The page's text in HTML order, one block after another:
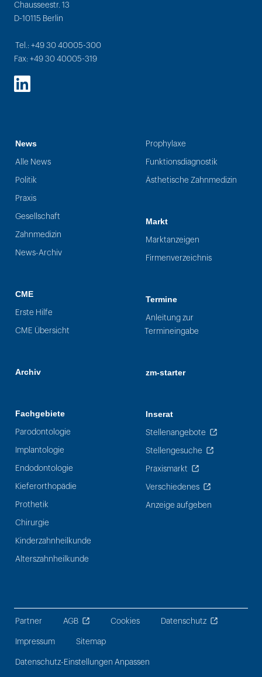
Chausseestr. 13
D-10115 Berlin
Tel.: +49 30 40005-300
Fax: +49 30 40005-319
LinkedIn
News
Alle News
Politik
Praxis
Gesellschaft
Zahnmedizin
News-Archiv
CME
Erste Hilfe
CME Übersicht
Archiv
Fachgebiete
Parodontologie
Implantologie
Endodontologie
Kieferorthopädie
Prothetik
Chirurgie
Kinderzahnheilkunde
Alterszahnheilkunde
Prophylaxe
Funktionsdiagnostik
Ästhetische Zahnmedizin
Markt
Marktanzeigen
Firmenverzeichnis
Termine
Anleitung zur
Termineingabe
zm-starter
Inserat
Stellenangebote
Stellengesuche
Praxismarkt
Verschiedenes
Anzeige aufgeben
Partner AGB Cookies Datenschutz
Impressum Sitemap
Datenschutz-Einstellungen Anpassen